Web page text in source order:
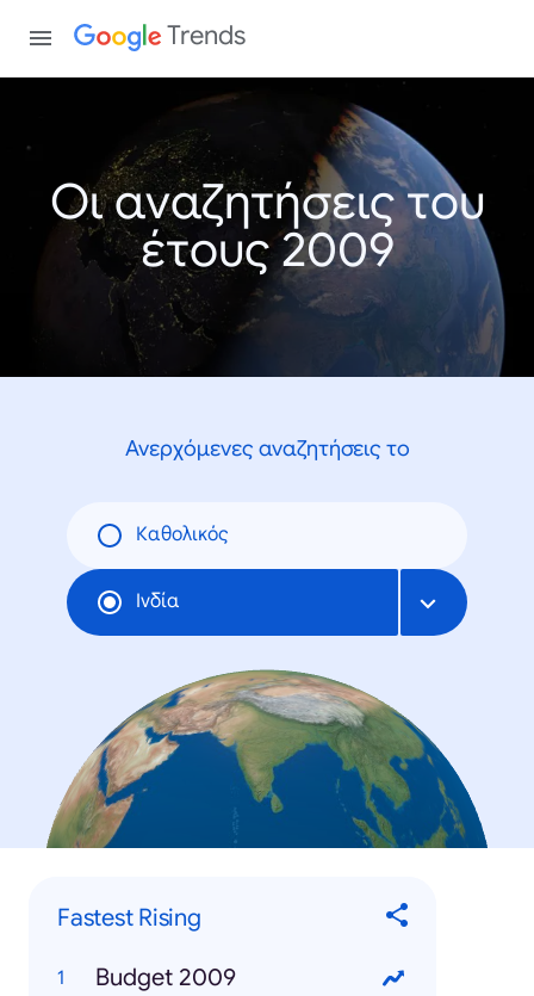
Trends
Οι αναζητήσεις του
έτους 2009
Ανερχόμενες αναζητήσεις το
Καθολικός
Ινδία
Fastest Rising
Budget 2009